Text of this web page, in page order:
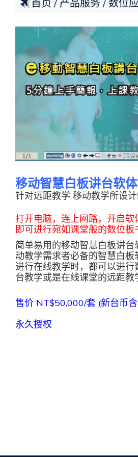
首页 产品服务 数位
移动智慧白板讲台软体
针对远距教学 移动教学所设
打开电脑，连上网路，开启软
即可进行宛如课堂般的数位板
简单易用的移动智慧白板讲
动教学需求者必备的智慧白
进行在线教学时，都可以进
台教学或是在线课堂的远距教
售价 NT$50,000/套 (新台币
永久授权